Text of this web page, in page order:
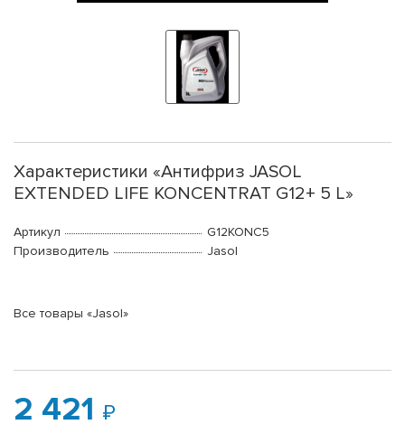
Характеристики «Антифриз JASOL
EXTENDED LIFE KONCENTRAT G12+ 5 L»
Артикул
G12KONC5
Производитель
Jasol
Все товары «Jasol»
2 421